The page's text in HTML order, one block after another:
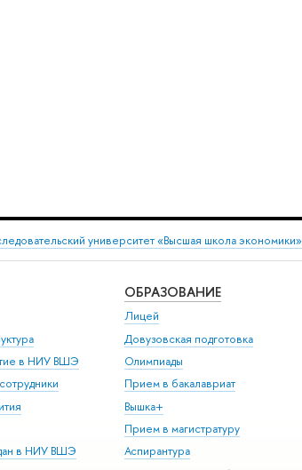
университет «Высшая школа экономики»
в НИУ ВШЭ
в НИУ ВШЭ
ОБРАЗОВАНИЕ
Лицей
Довузовская подготовка
Олимпиады
Прием в бакалавриат
Вышка+
Прием в магистратуру
Аспирантура